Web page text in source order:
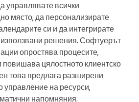
управлявате всички
място, да персонализирате
си и да интегрирате
използвани решения. Софтуерът
опростява процесите,
цялостното клиентско
това предлага разширени
управление на ресурси,
напомняния.